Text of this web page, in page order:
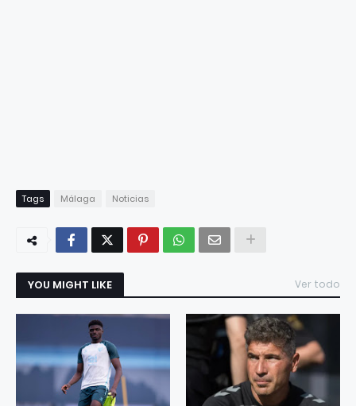
Tags Málaga Noticias
YOU MIGHT LIKE Ver todo